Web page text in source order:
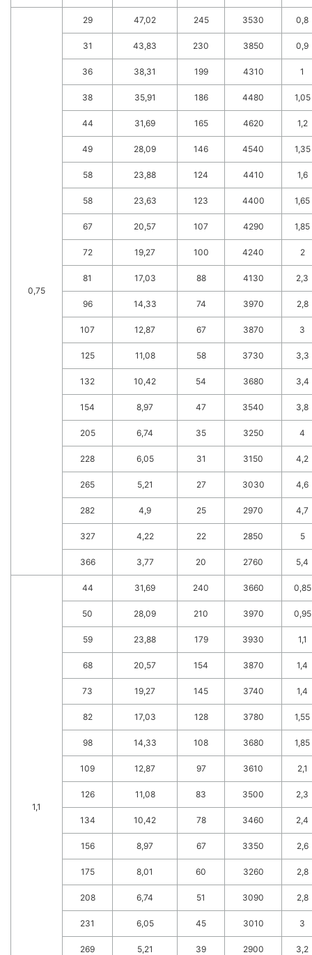
0,75
29 47,02 245 3530 0,8
31 43,83 230 3850 0,9
36 38,31 199 4310 1
38 35,91 186 4480 1,05
44 31,69 165 4620 1,2
49 28,09 146 4540 1,35
58 23,88 124 4410 1,6
58 23,63 123 4400 1,65
67 20,57 107 4290 1,85
72 19,27 100 4240 2
81 17,03 88 4130 2,3
96 14,33 74 3970 2,8
107 12,87 67 3870 3
125 11,08 58 3730 3,3
132 10,42 54 3680 3,4
154 8,97 47 3540 3,8
205 6,74 35 3250 4
228 6,05 31 3150 4,2
265 5,21 27 3030 4,6
282 4,9 25 2970 4,7
327 4,22 22 2850 5
366 3,77 20 2760 5,4
1,1
44 31,69 240 3660 0,85
50 28,09 210 3970 0,95
59 23,88 179 3930 1,1
68 20,57 154 3870 1,4
73 19,27 145 3740 1,4
82 17,03 128 3780 1,55
98 14,33 108 3680 1,85
109 12,87 97 3610 2,1
126 11,08 83 3500 2,3
134 10,42 78 3460 2,4
156 8,97 67 3350 2,6
175 8,01 60 3260 2,8
208 6,74 51 3090 2,8
231 6,05 45 3010 3
269 5,21 39 2900 3,2